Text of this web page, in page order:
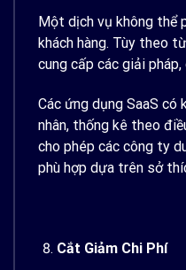
Một dịch vụ không thể
khách hàng. Tùy theo
cung cấp các giải pháp,
Các ứng dụng SaaS có
nhân, thống kê theo
cho phép các công ty
phù hợp dựa trên sở
Cắt Giảm Chi Phí